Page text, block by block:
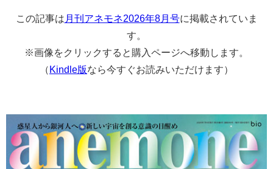
この記事は 月刊アネモネ2026年8月号に掲載されていま
す。
※画像をクリックすると購入ページへ移動します。
（ Kindle版なら今すぐお読みいただけます）